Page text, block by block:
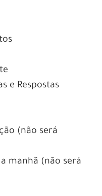
e Respostas
(não será
manhã (não será